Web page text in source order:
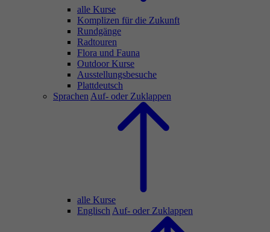
alle Kurse
Komplizen für die Zukunft
Rundgänge
Radtouren
Flora und Fauna
Outdoor Kurse
Ausstellungsbesuche
Plattdeutsch
Sprachen Auf- oder Zuklappen
alle Kurse
Englisch Auf- oder Zuklappen